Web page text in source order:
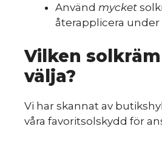
Använd mycket
återapplicera under
Vilken
välja?
Vi har skannat av
våra favoritsolskydd för